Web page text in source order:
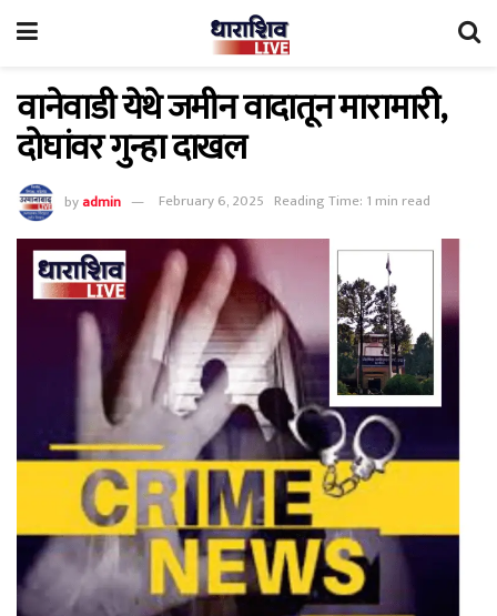
वानेवाडी येथे जमीन वादातून मारामारी,
दोघांवर गुन्हा दाखल
byadmin February 6, 2025 Reading Time: 1 min read